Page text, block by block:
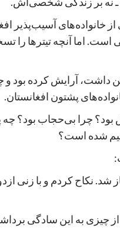
خانواده‌های آسیب‌پذیر
اما آنچه تیترها را
داشت، آرایش کرده بود و
پشتون افغانستان.
چرا بی‌حجاب بود؟ چه
شده است؟
شد. نکاح کردم و با زنی
از چیزی به این سادگی